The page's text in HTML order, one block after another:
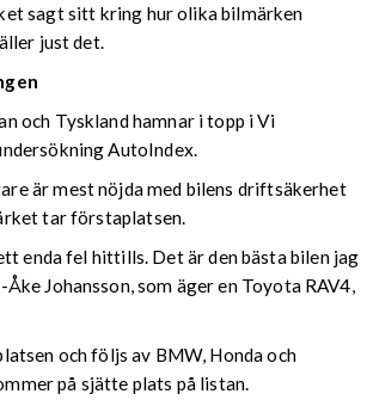
sagt sitt kring hur olika bilmärken
just det.
och Tyskland hamnar i topp i Vi
AutoIndex.
är mest nöjda med bilens driftsäkerhet
tar förstaplatsen.
enda fel hittills. Det är den bästa bilen jag
Åke Johansson, som äger en Toyota RAV4,
och följs av BMW, Honda och
på sjätte plats på listan.